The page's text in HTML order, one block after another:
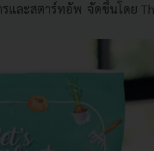
และสตาร์ทอัพ จัดขึ้นโดย